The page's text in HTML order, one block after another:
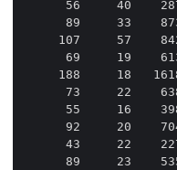
56     40
89     33
107     57
69     19
188     18
73     22
55     16
92     20
43     22
89     23